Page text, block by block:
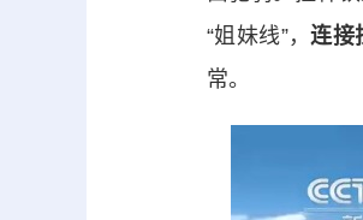
“姐妹线”，连接
常。